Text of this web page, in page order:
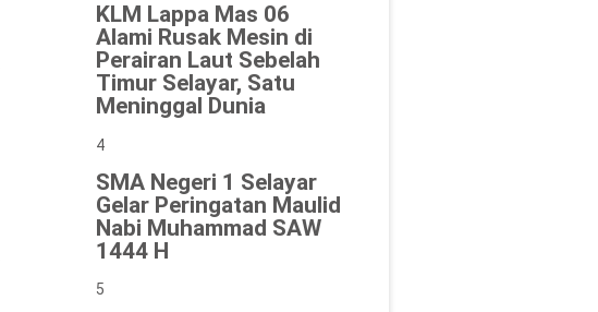
KLM Lappa Mas 06
Alami Rusak Mesin di
Perairan Laut Sebelah
Timur Selayar, Satu
Meninggal Dunia
4
SMA Negeri 1 Selayar
Gelar Peringatan Maulid
Nabi Muhammad SAW
1444 H
5